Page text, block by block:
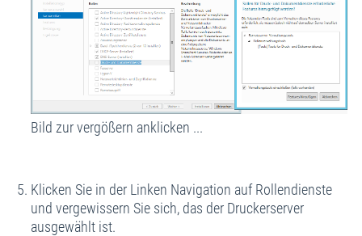
Bild zur vergößern anklicken ...
Klicken Sie in der Linken Navigation auf Rollendienste
und vergewissern Sie sich, das der Druckerserver
ausgewählt ist.